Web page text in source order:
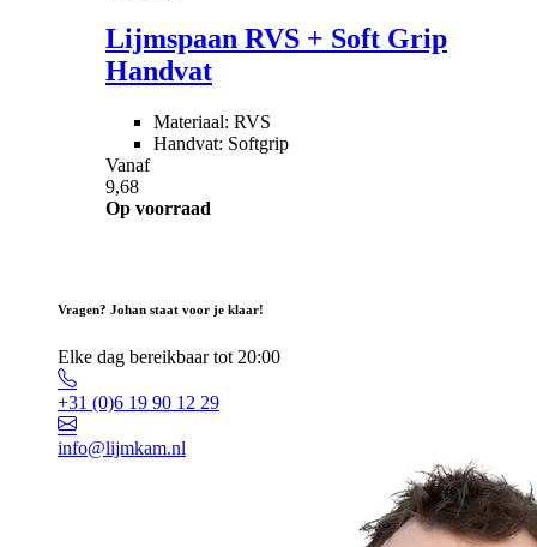
Lijmspaan RVS + Soft Grip
Handvat
Materiaal: RVS
Handvat: Softgrip
Vanaf
9,68
Op voorraad
Vragen? Johan staat voor je klaar!
Elke dag bereikbaar tot 20:00
+31 (0)6 19 90 12 29
info@lijmkam.nl